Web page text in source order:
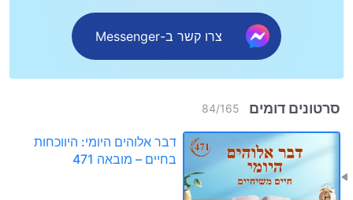
צרו קשר ב-Messenger
סרטונים דומים 84/165
דבר אלוהים היומי: היווכחות
בחיים – מובאה 471